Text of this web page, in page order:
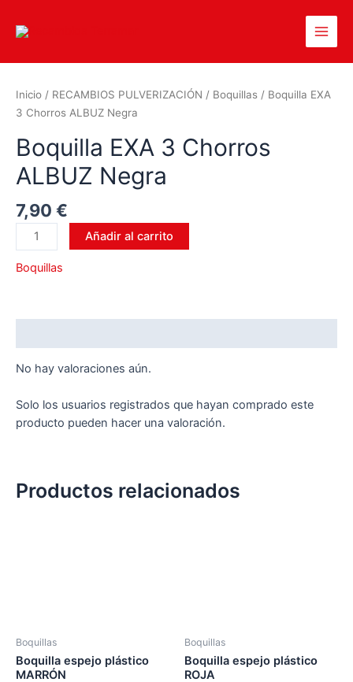
Inicio / RECAMBIOS PULVERIZACIÓN / Boquillas / Boquilla EXA
3 Chorros ALBUZ Negra
Boquilla EXA 3 Chorros
ALBUZ Negra
7,90 €
Añadir al carrito
Boquillas
No hay valoraciones aún.
Solo los usuarios registrados que hayan comprado este
producto pueden hacer una valoración.
Productos relacionados
Boquillas
Boquilla espejo plástico
MARRÓN
Boquillas
Boquilla espejo plástico
ROJA